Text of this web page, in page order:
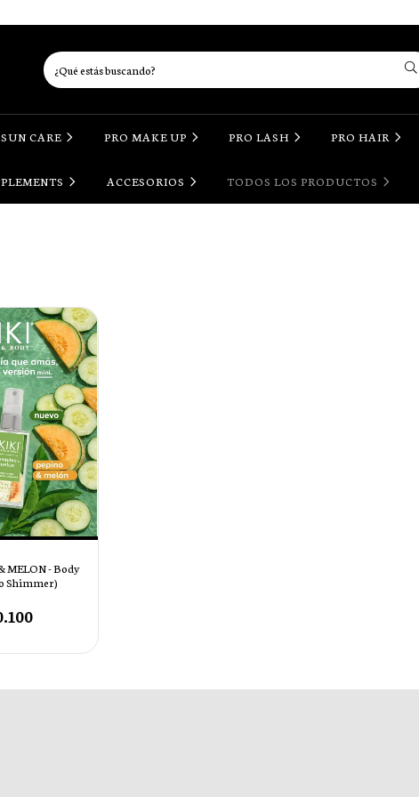
SUN CARE PRO MAKE UP PRO LASH PRO HAIR
ACCESORIOS TODOS LOS PRODUCTOS
MELON - Body
Shimmer)